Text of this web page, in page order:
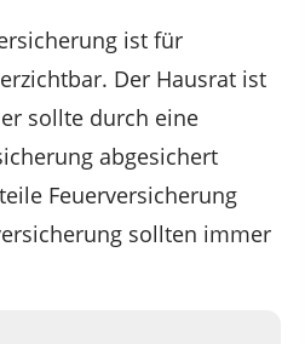
ist für
Der Hausrat ist
sollte durch eine
abgesichert
Feuerversicherung
sollten immer